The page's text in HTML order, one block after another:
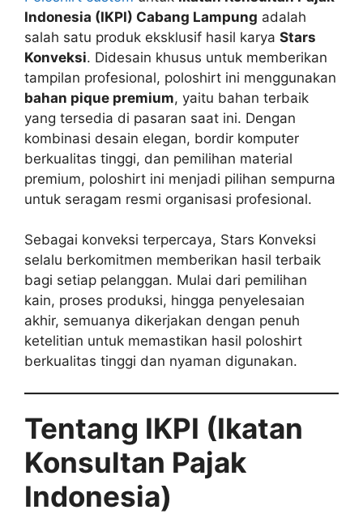
Indonesia (IKPI) Cabang Lampung adalah
salah satu produk eksklusif hasil karya Stars
Konveksi. Didesain khusus untuk memberikan
tampilan profesional, poloshirt ini menggunakan
bahan pique premium, yaitu bahan terbaik
yang tersedia di pasaran saat ini. Dengan
kombinasi desain elegan, bordir komputer
berkualitas tinggi, dan pemilihan material
premium, poloshirt ini menjadi pilihan sempurna
untuk seragam resmi organisasi profesional.
Sebagai konveksi terpercaya, Stars Konveksi
selalu berkomitmen memberikan hasil terbaik
bagi setiap pelanggan. Mulai dari pemilihan
kain, proses produksi, hingga penyelesaian
akhir, semuanya dikerjakan dengan penuh
ketelitian untuk memastikan hasil poloshirt
berkualitas tinggi dan nyaman digunakan.
Tentang IKPI (Ikatan
Konsultan Pajak
Indonesia)